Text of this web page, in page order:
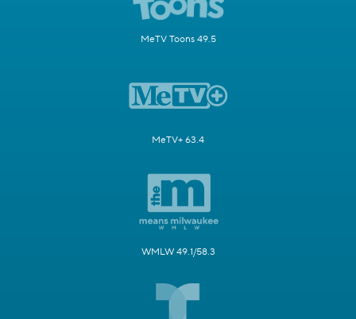
MeTV Toons 49.5
MeTV+ 63.4
WMLW 49.1/58.3